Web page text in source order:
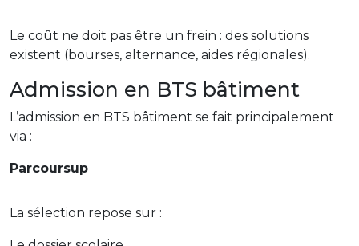
Le coût ne doit pas être un frein : des solutions
existent (bourses, alternance, aides régionales).
Admission en BTS bâtiment
L’admission en BTS bâtiment se fait principalement
via :
Parcoursup
La sélection repose sur :